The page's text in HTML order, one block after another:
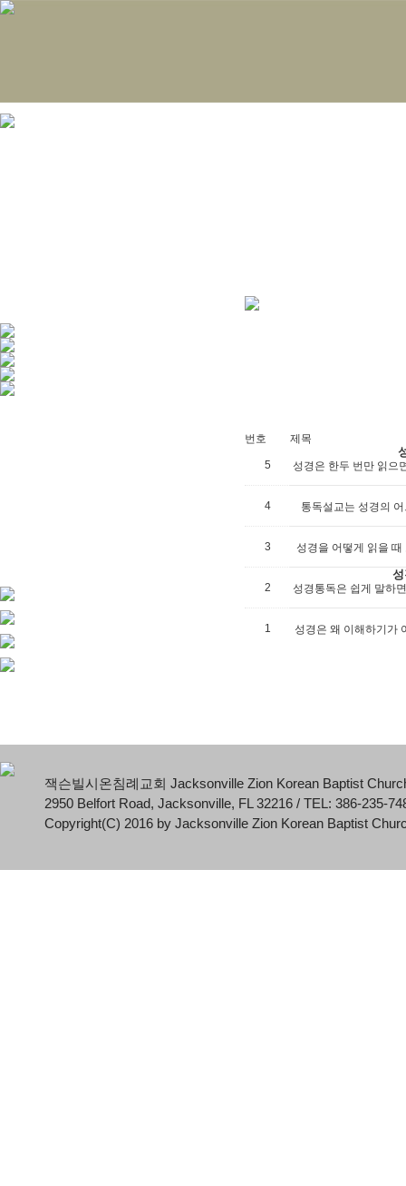
번호 제목
5 성경은 한두 번만 읽으
4 통독설교는 성경의
3 성경을 어떻게 읽을
2 성경통독은 쉽게 말하
1 성경은 왜 이해하기가
잭슨빌시온침례교회 Jacksonville Zion Korean Baptist
2950 Belfort Road, Jacksonville, FL 32216 / TEL: 386-235-
Copyright(C) 2016 by Jacksonville Zion Korean Baptist